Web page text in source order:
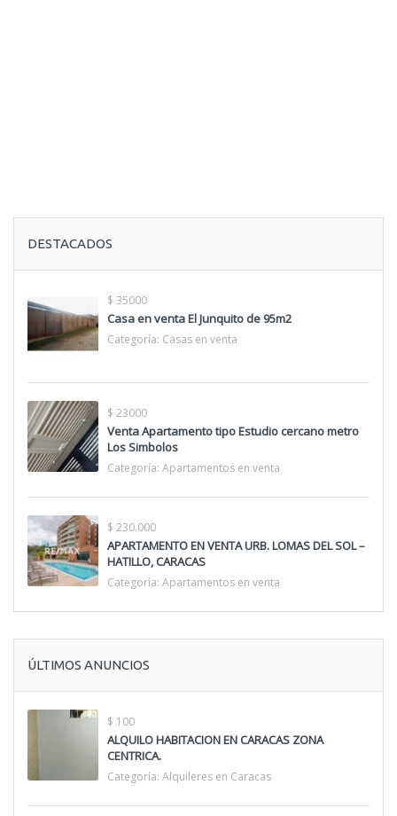
DESTACADOS
$ 35000
Casa en venta El Junquito de 95m2
Categoría: Casas en venta
$ 23000
Venta Apartamento tipo Estudio cercano metro
Los Simbolos
Categoría: Apartamentos en venta
$ 230.000
APARTAMENTO EN VENTA URB. LOMAS DEL SOL –
HATILLO, CARACAS
Categoría: Apartamentos en venta
ÚLTIMOS ANUNCIOS
$ 100
ALQUILO HABITACION EN CARACAS ZONA
CENTRICA.
Categoría: Alquileres en Caracas